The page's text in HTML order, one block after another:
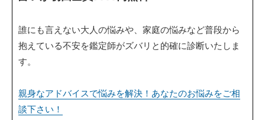
誰にも言えない大人の悩みや、家庭の悩みなど普段から
抱えている不安を鑑定師がズバリと的確に診断いたしま
す。
親身なアドバイスで悩みを解決！あなたのお悩みをご相
談下さい！